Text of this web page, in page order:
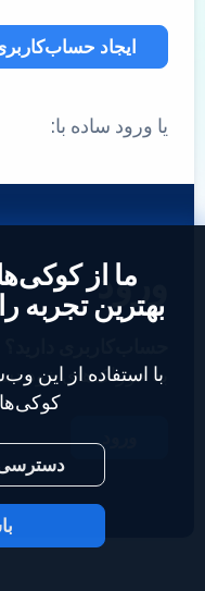
ایجاد
یا ورود ساده با:
ورود
به خوراک‌های خود
© Inoreader
ما از
با استفاده از این
دسترسی